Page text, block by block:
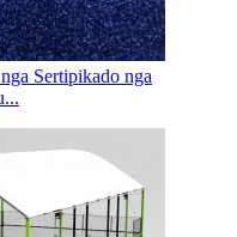
Sertipikado nga